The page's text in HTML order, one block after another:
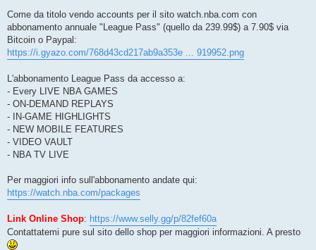
i
o
Come da titolo vendo accounts per il sito watch.nba.com con
abbonamento annuale "League Pass" (quello da 239.99$) a 7.90$ via
Bitcoin o Paypal:
https://i.gyazo.com/768d43cd217ab9a353e ... 919952.png
L'abbonamento League Pass da accesso a:
- Every LIVE NBA GAMES
- ON-DEMAND REPLAYS
- IN-GAME HIGHLIGHTS
- NEW MOBILE FEATURES
- VIDEO VAULT
- NBA TV LIVE
Per maggiori info sull'abbonamento andate qui:
https://watch.nba.com/packages
Link Online Shop: https://www.selly.gg/p/82fef60a
Contattatemi pure sul sito dello shop per maggiori informazioni. A presto